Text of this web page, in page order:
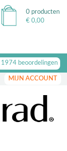
0 producten
€ 0,00
1974beoordelingen
MIJN ACCOUNT